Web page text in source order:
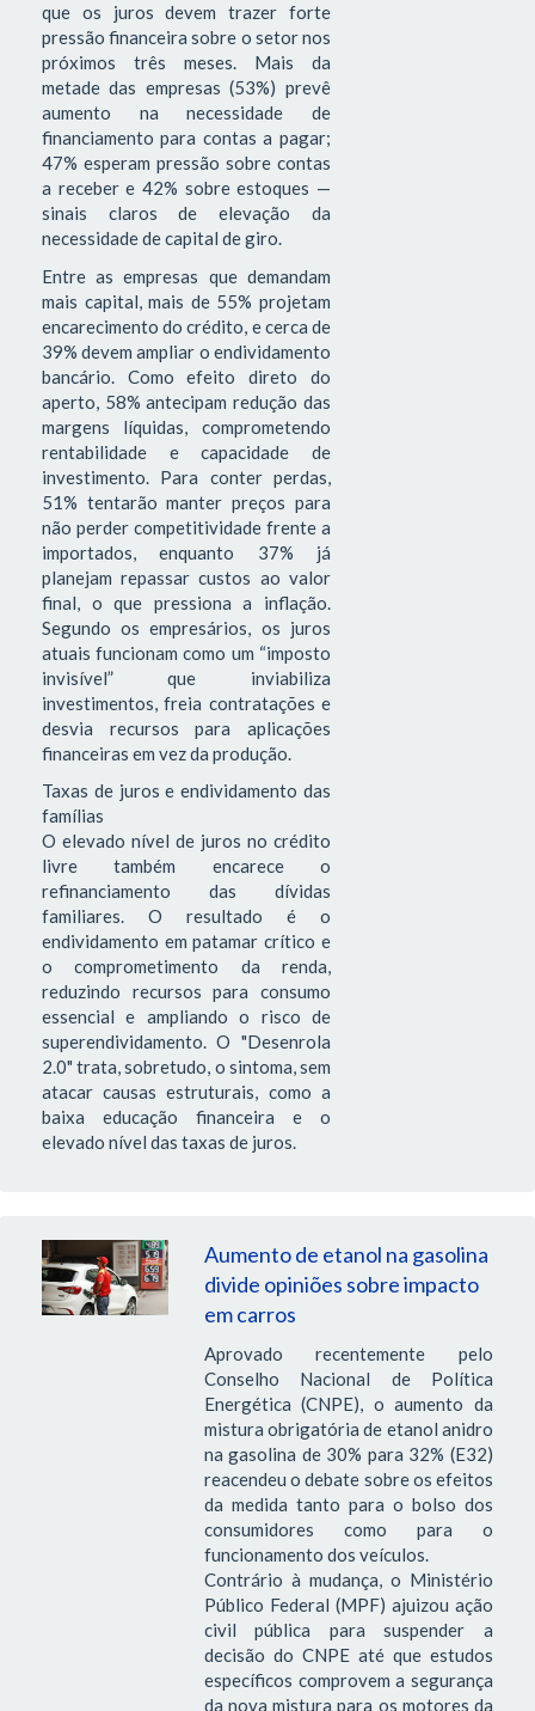
que os juros devem trazer forte
pressão financeira sobre o setor nos
próximos três meses. Mais da
metade das empresas (53%) prevê
aumento na necessidade de
financiamento para contas a pagar;
47% esperam pressão sobre contas
a receber e 42% sobre estoques —
sinais claros de elevação da
necessidade de capital de giro.
Entre as empresas que demandam
mais capital, mais de 55% projetam
encarecimento do crédito, e cerca de
39% devem ampliar o endividamento
bancário. Como efeito direto do
aperto, 58% antecipam redução das
margens líquidas, comprometendo
rentabilidade e capacidade de
investimento. Para conter perdas,
51% tentarão manter preços para
não perder competitividade frente a
importados, enquanto 37% já
planejam repassar custos ao valor
final, o que pressiona a inflação.
Segundo os empresários, os juros
atuais funcionam como um “imposto
invisível” que inviabiliza
investimentos, freia contratações e
desvia recursos para aplicações
financeiras em vez da produção.
Taxas de juros e endividamento das
famílias
O elevado nível de juros no crédito
livre também encarece o
refinanciamento das dívidas
familiares. O resultado é o
endividamento em patamar crítico e
o comprometimento da renda,
reduzindo recursos para consumo
essencial e ampliando o risco de
superendividamento. O "Desenrola
2.0" trata, sobretudo, o sintoma, sem
atacar causas estruturais, como a
baixa educação financeira e o
elevado nível das taxas de juros.
Aumento de etanol na gasolina
divide opiniões sobre impacto
em carros
Aprovado recentemente pelo
Conselho Nacional de Política
Energética (CNPE), o aumento da
mistura obrigatória de etanol anidro
na gasolina de 30% para 32% (E32)
reacendeu o debate sobre os efeitos
da medida tanto para o bolso dos
consumidores como para o
funcionamento dos veículos.
Contrário à mudança, o Ministério
Público Federal (MPF) ajuizou ação
civil pública para suspender a
decisão do CNPE até que estudos
específicos comprovem a segurança
da nova mistura para os motores da